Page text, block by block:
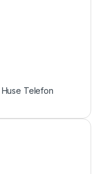
Huse Telefon